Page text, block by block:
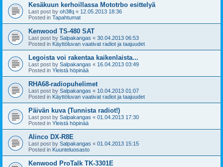
Kesäkuun kerhoillassa Mototrbo esittelyä
Last post by oh3lfq « 12.05.2013 18:36
Posted in Tapahtumat
Kenwood TS-480 SAT
Last post by Salpakangas « 30.04.2013 06:53
Posted in Käyttöluvan vaativat radiot ja taajuudet
Legoista voi rakentaa kaikenlaista...
Last post by Salpakangas « 16.04.2013 03:49
Posted in Yleistä höpinää
RHA68-radiopuhelimet
Last post by Salpakangas « 10.04.2013 01:07
Posted in Käyttöluvan vaativat radiot ja taajuudet
Päivän kuva (Tunnista radiot!)
Last post by Salpakangas « 01.04.2013 17:30
Posted in Yleistä höpinää
Alinco DX-R8E
Last post by Salpakangas « 01.04.2013 15:15
Posted in Kuunteluosasto
Kenwood ProTalk TK-3301E